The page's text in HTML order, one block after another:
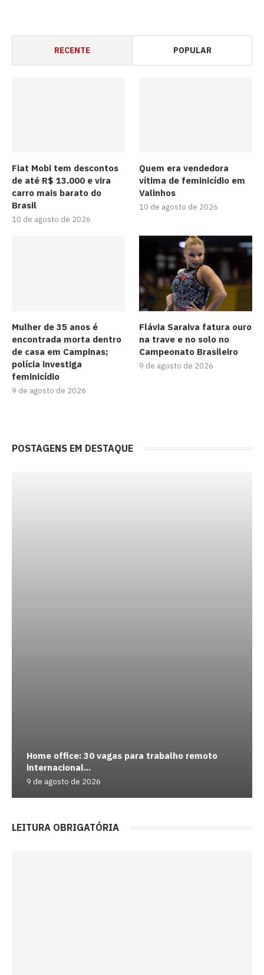
RECENTE POPULAR
Fiat Mobi tem descontos
de até R$ 13.000 e vira
carro mais barato do
Brasil
10 de agosto de 2026
Quem era vendedora
vítima de feminicídio em
Valinhos
10 de agosto de 2026
Mulher de 35 anos é
encontrada morta dentro
de casa em Campinas;
polícia investiga
feminicídio
9 de agosto de 2026
Flávia Saraiva fatura ouro
na trave e no solo no
Campeonato Brasileiro
9 de agosto de 2026
POSTAGENS EM DESTAQUE
Home office: 30 vagas para trabalho remoto
internacional...
9 de agosto de 2026
LEITURA OBRIGATÓRIA